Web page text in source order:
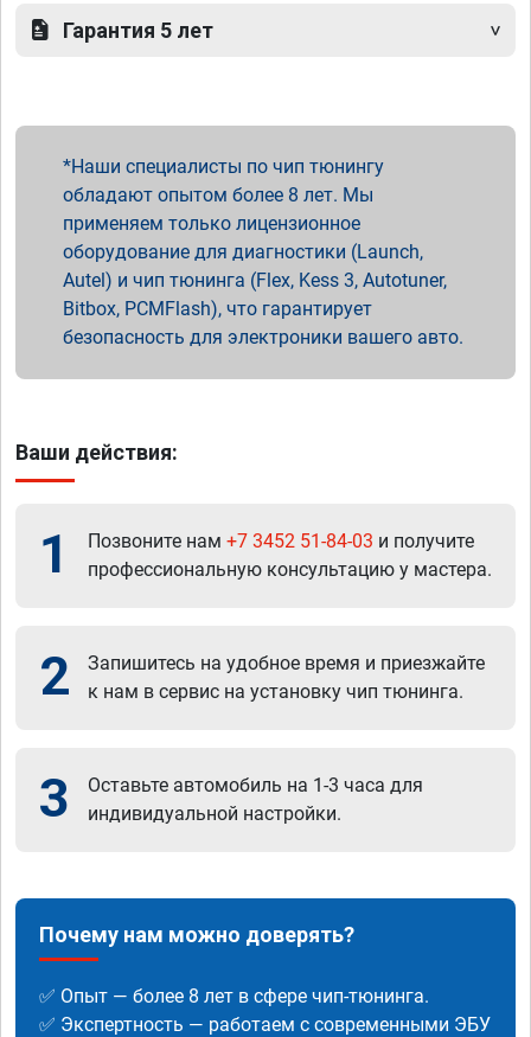
Гарантия 5 лет
Наши специалисты по чип тюнингу
обладают опытом более 8 лет. Мы
применяем только лицензионное
оборудование для диагностики (Launch,
Autel) и чип тюнинга (Flex, Kess 3, Autotuner,
Bitbox, PCMFlash), что гарантирует
безопасность для электроники вашего авто.
Ваши действия:
1 Позвоните нам +7 3452 51-84-03 и получите
профессиональную консультацию у мастера.
2
Запишитесь на удобное время и приезжайте
к нам в сервис на установку чип тюнинга.
3
Оставьте автомобиль на 1-3 часа для
индивидуальной настройки.
Почему нам можно доверять?
✅ Опыт — более 8 лет в сфере чип-тюнинга.
✅ Экспертность — работаем с современными ЭБУ